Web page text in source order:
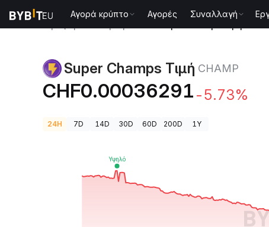
Αγορά κρύπτο Αγορές Συναλλαγή
Super Champs Τιμή CHAMP
CHF0.00036291 -5.73%
24H 7D 14D 30D 60D 200D 1Y